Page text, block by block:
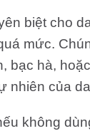
biệt cho
mức.
bạc hà,
nhiên của
không